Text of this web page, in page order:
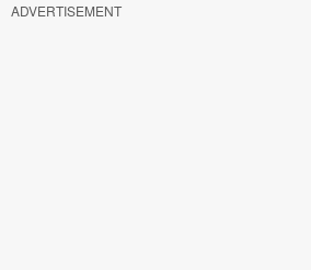
ADVERTISEMENT